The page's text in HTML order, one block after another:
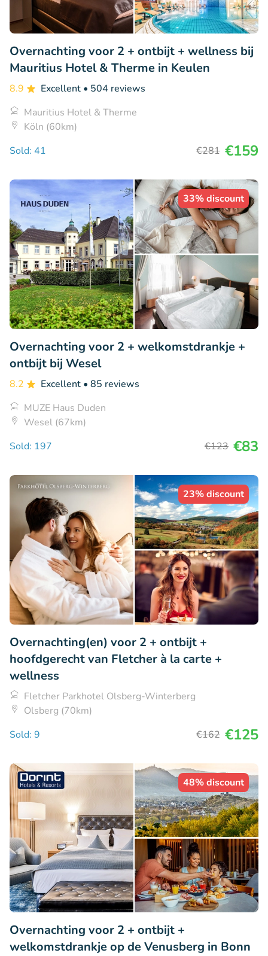
Overnachting voor 2 + ontbijt + wellness bij
Mauritius Hotel & Therme in Keulen
8.9 Excellent • 504 reviews
Mauritius Hotel & Therme
Köln (60km)
Sold: 41
€281 €159
33% discount
Overnachting voor 2 + welkomstdrankje +
ontbijt bij Wesel
8.2 Excellent • 85 reviews
MUZE Haus Duden
Wesel (67km)
Sold: 197
€123 €83
23% discount
Overnachting(en) voor 2 + ontbijt +
hoofdgerecht van Fletcher à la carte +
wellness
Fletcher Parkhotel Olsberg-Winterberg
Olsberg (70km)
Sold: 9
€162 €125
48% discount
Overnachting voor 2 + ontbijt +
welkomstdrankje op de Venusberg in Bonn